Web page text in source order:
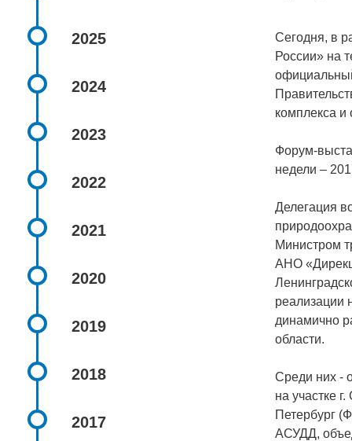
2025
2024
2023
2022
2021
2020
2019
2018
2017
Сегодня, в
России» на
комплекса
Форум-
недели –
Делегация
Министром
АНО
реализации
динамично
области.
Среди них -
на участке
Петербург
АСУДД,